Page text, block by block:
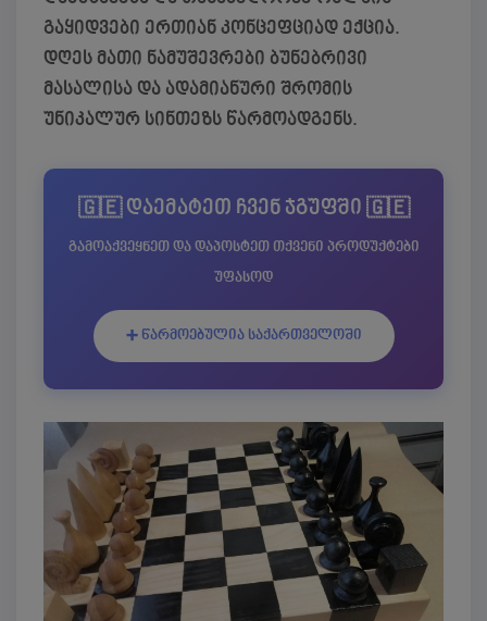
გაყიდვები ერთიან კონცეფციად ექცია.
დღეს მათი ნამუშევრები ბუნებრივი
მასალისა და ადამიანური შრომის
უნიკალურ სინთეზს წარმოადგენს.
🇬🇪 დაემატეთ ჩვენ ჯგუფში 🇬🇪
გამოაქვეყნეთ და დაპოსტეთ თქვენი პროდუქტები
უფასოდ
➕ წარმოებულია საქართველოში